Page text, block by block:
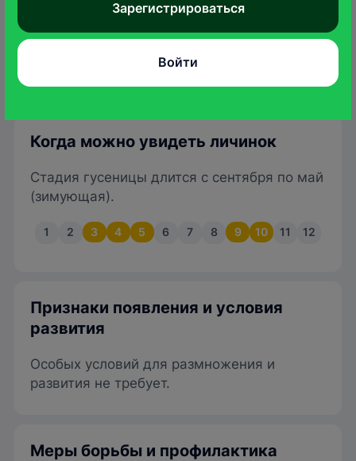
последнем возрасте может достигать
длины 60 мм. Гусеницы "толстые", черные,
очень густо покрыты длинными волосками
Когда можно увидеть личинок
Стадия гусеницы длится с сентября по май
(зимующая).
1 2 3 4 5 6 7 8 9 10 11 12
Признаки появления и условия
развития
Особых условий для размножения и
развития не требует.
Меры борьбы и профилактика
Зарегистрироваться
Войти